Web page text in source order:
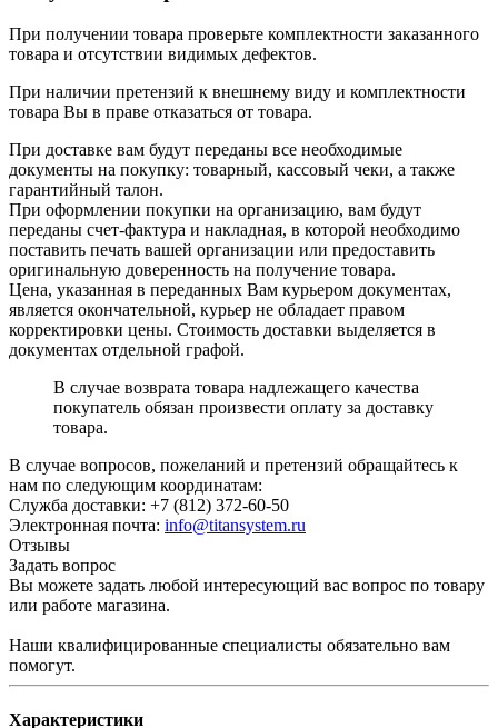
При получении товара проверьте комплектности заказанного
товара и отсутствии видимых дефектов.
При наличии претензий к внешнему виду и комплектности
товара Вы в праве отказаться от товара.
При доставке вам будут переданы все необходимые
документы на покупку: товарный, кассовый чеки, а также
гарантийный талон.
При оформлении покупки на организацию, вам будут
переданы счет-фактура и накладная, в которой необходимо
поставить печать вашей организации или предоставить
оригинальную доверенность на получение товара.
Цена, указанная в переданных Вам курьером документах,
является окончательной, курьер не обладает правом
корректировки цены. Стоимость доставки выделяется в
документах отдельной графой.
В случае возврата товара надлежащего качества
покупатель обязан произвести оплату за доставку
товара.
В случае вопросов, пожеланий и претензий обращайтесь к
нам по следующим координатам:
Служба доставки: +7 (812) 372-60-50
Электронная почта: info@titansystem.ru
Отзывы
Задать вопрос
Вы можете задать любой интересующий вас вопрос по товару
или работе магазина.
Наши квалифицированные специалисты обязательно вам
помогут.
Характеристики